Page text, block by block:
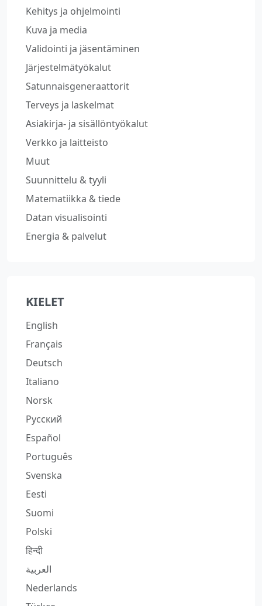
Kehitys ja ohjelmointi
Kuva ja media
Validointi ja jäsentäminen
Järjestelmätyökalut
Satunnaisgeneraattorit
Terveys ja laskelmat
Asiakirja- ja sisällöntyökalut
Verkko ja laitteisto
Muut
Suunnittelu & tyyli
Matematiikka & tiede
Datan visualisointi
Energia & palvelut
KIELET
English
Français
Deutsch
Italiano
Norsk
Русский
Español
Português
Svenska
Eesti
Suomi
Polski
हिन्दी
العربية
Nederlands